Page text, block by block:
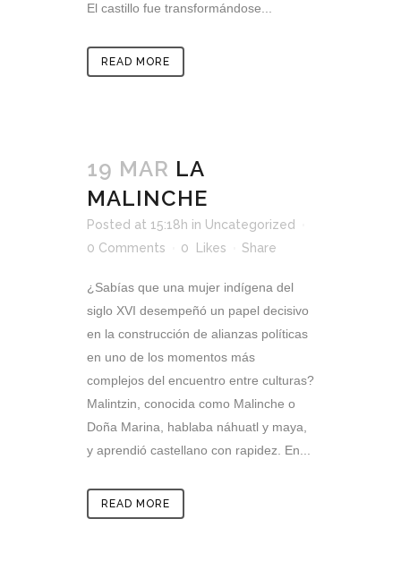
El castillo fue transformándose...
READ MORE
19 MAR LA
MALINCHE
Posted at 15:18h in Uncategorized
0 Comments
0 Likes Share
¿Sabías que una mujer indígena del
siglo XVI desempeñó un papel decisivo
en la construcción de alianzas políticas
en uno de los momentos más
complejos del encuentro entre culturas?
Malintzin, conocida como Malinche o
Doña Marina, hablaba náhuatl y maya,
y aprendió castellano con rapidez. En...
READ MORE